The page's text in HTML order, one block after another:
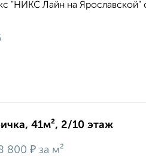
"НИКС Лайн на Ярославской"
41м², 2/10 этаж
800 ₽ за м²